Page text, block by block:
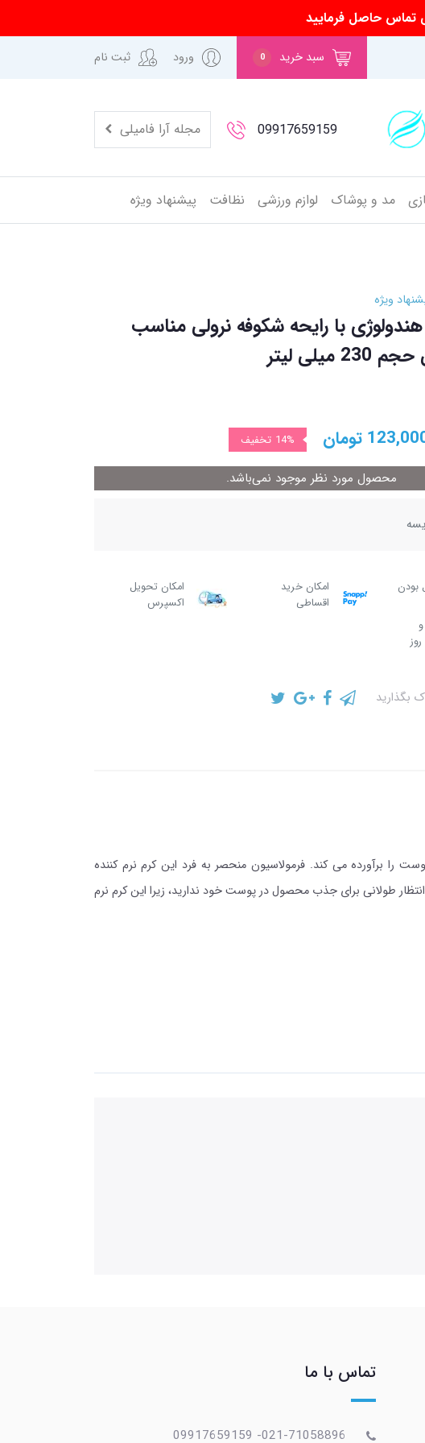
تماس حاصل فرمایید
سبد خرید 0 ورود ثبت نام
09917659159 مجله آرا فامیلی
مد و پوشاک لوازم ورزشی نظافت پیشنهاد ویژه
ویژه
با رایحه شکوفه نرولی مناسب
لیتر
تومان 14% تخفیف
محصول مورد نظر موجود نمی‌باشد.
بودن
امکان خرید
اقساطی
امکان تحویل
اکسپرس
مشاوره در 7 روز
بگذارید
را برآورده می کند. فرمولاسیون منحصر به فرد این کرم نرم کننده
طولانی برای جذب محصول در پوست خود ندارید، زیرا این کرم نرم
تماس با ما